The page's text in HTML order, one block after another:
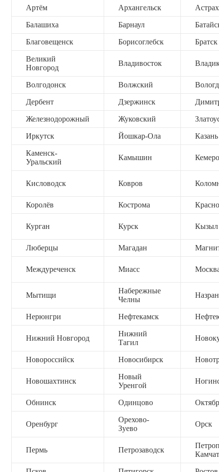
Артём Архангельск
Балашиха Барнаул
Благовещенск Борисоглебск Братск
Великий
Новгород
Владивосток
Волгодонск Волжский
Дербент Дзержинск
Железнодорожный Жуковский
Иркутск Йошкар-Ола Казань
Каменск-
Уральский
Камышин
Кисловодск Ковров
Королёв Кострома
Курган Курск Кызыл
Люберцы Магадан
Междуреченск Миасс
Мытищи
Набережные
Челны
Нерюнгри Нефтекамск
Нижний Новгород
Нижний
Тагил
Новороссийск Новосибирск
Новошахтинск
Новый
Уренгой
Обнинск Одинцово
Оренбург
Орехово-
Зуево
Орск
Пермь Петрозаводск